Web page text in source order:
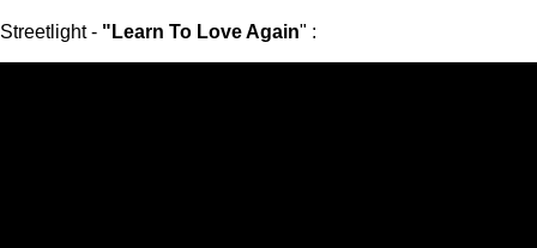
Streetlight - "Learn To Love Again" :